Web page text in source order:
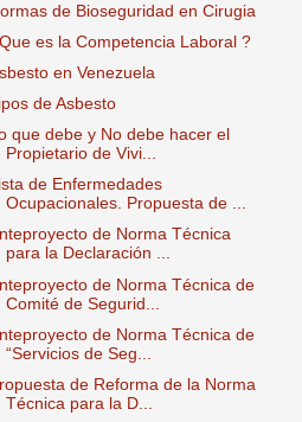
de Bioseguridad en Cirugia
es la Competencia Laboral ?
en Venezuela
de Asbesto
que debe y No debe hacer el
Propietario de Vivi...
de Enfermedades
Ocupacionales. Propuesta de ...
de Norma Técnica
para la Declaración ...
de Norma Técnica de
Comité de Segurid...
de Norma Técnica de
“Servicios de Seg...
de Reforma de la Norma
Técnica para la D...